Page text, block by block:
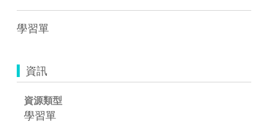
學習單
資訊
資源類型
學習單